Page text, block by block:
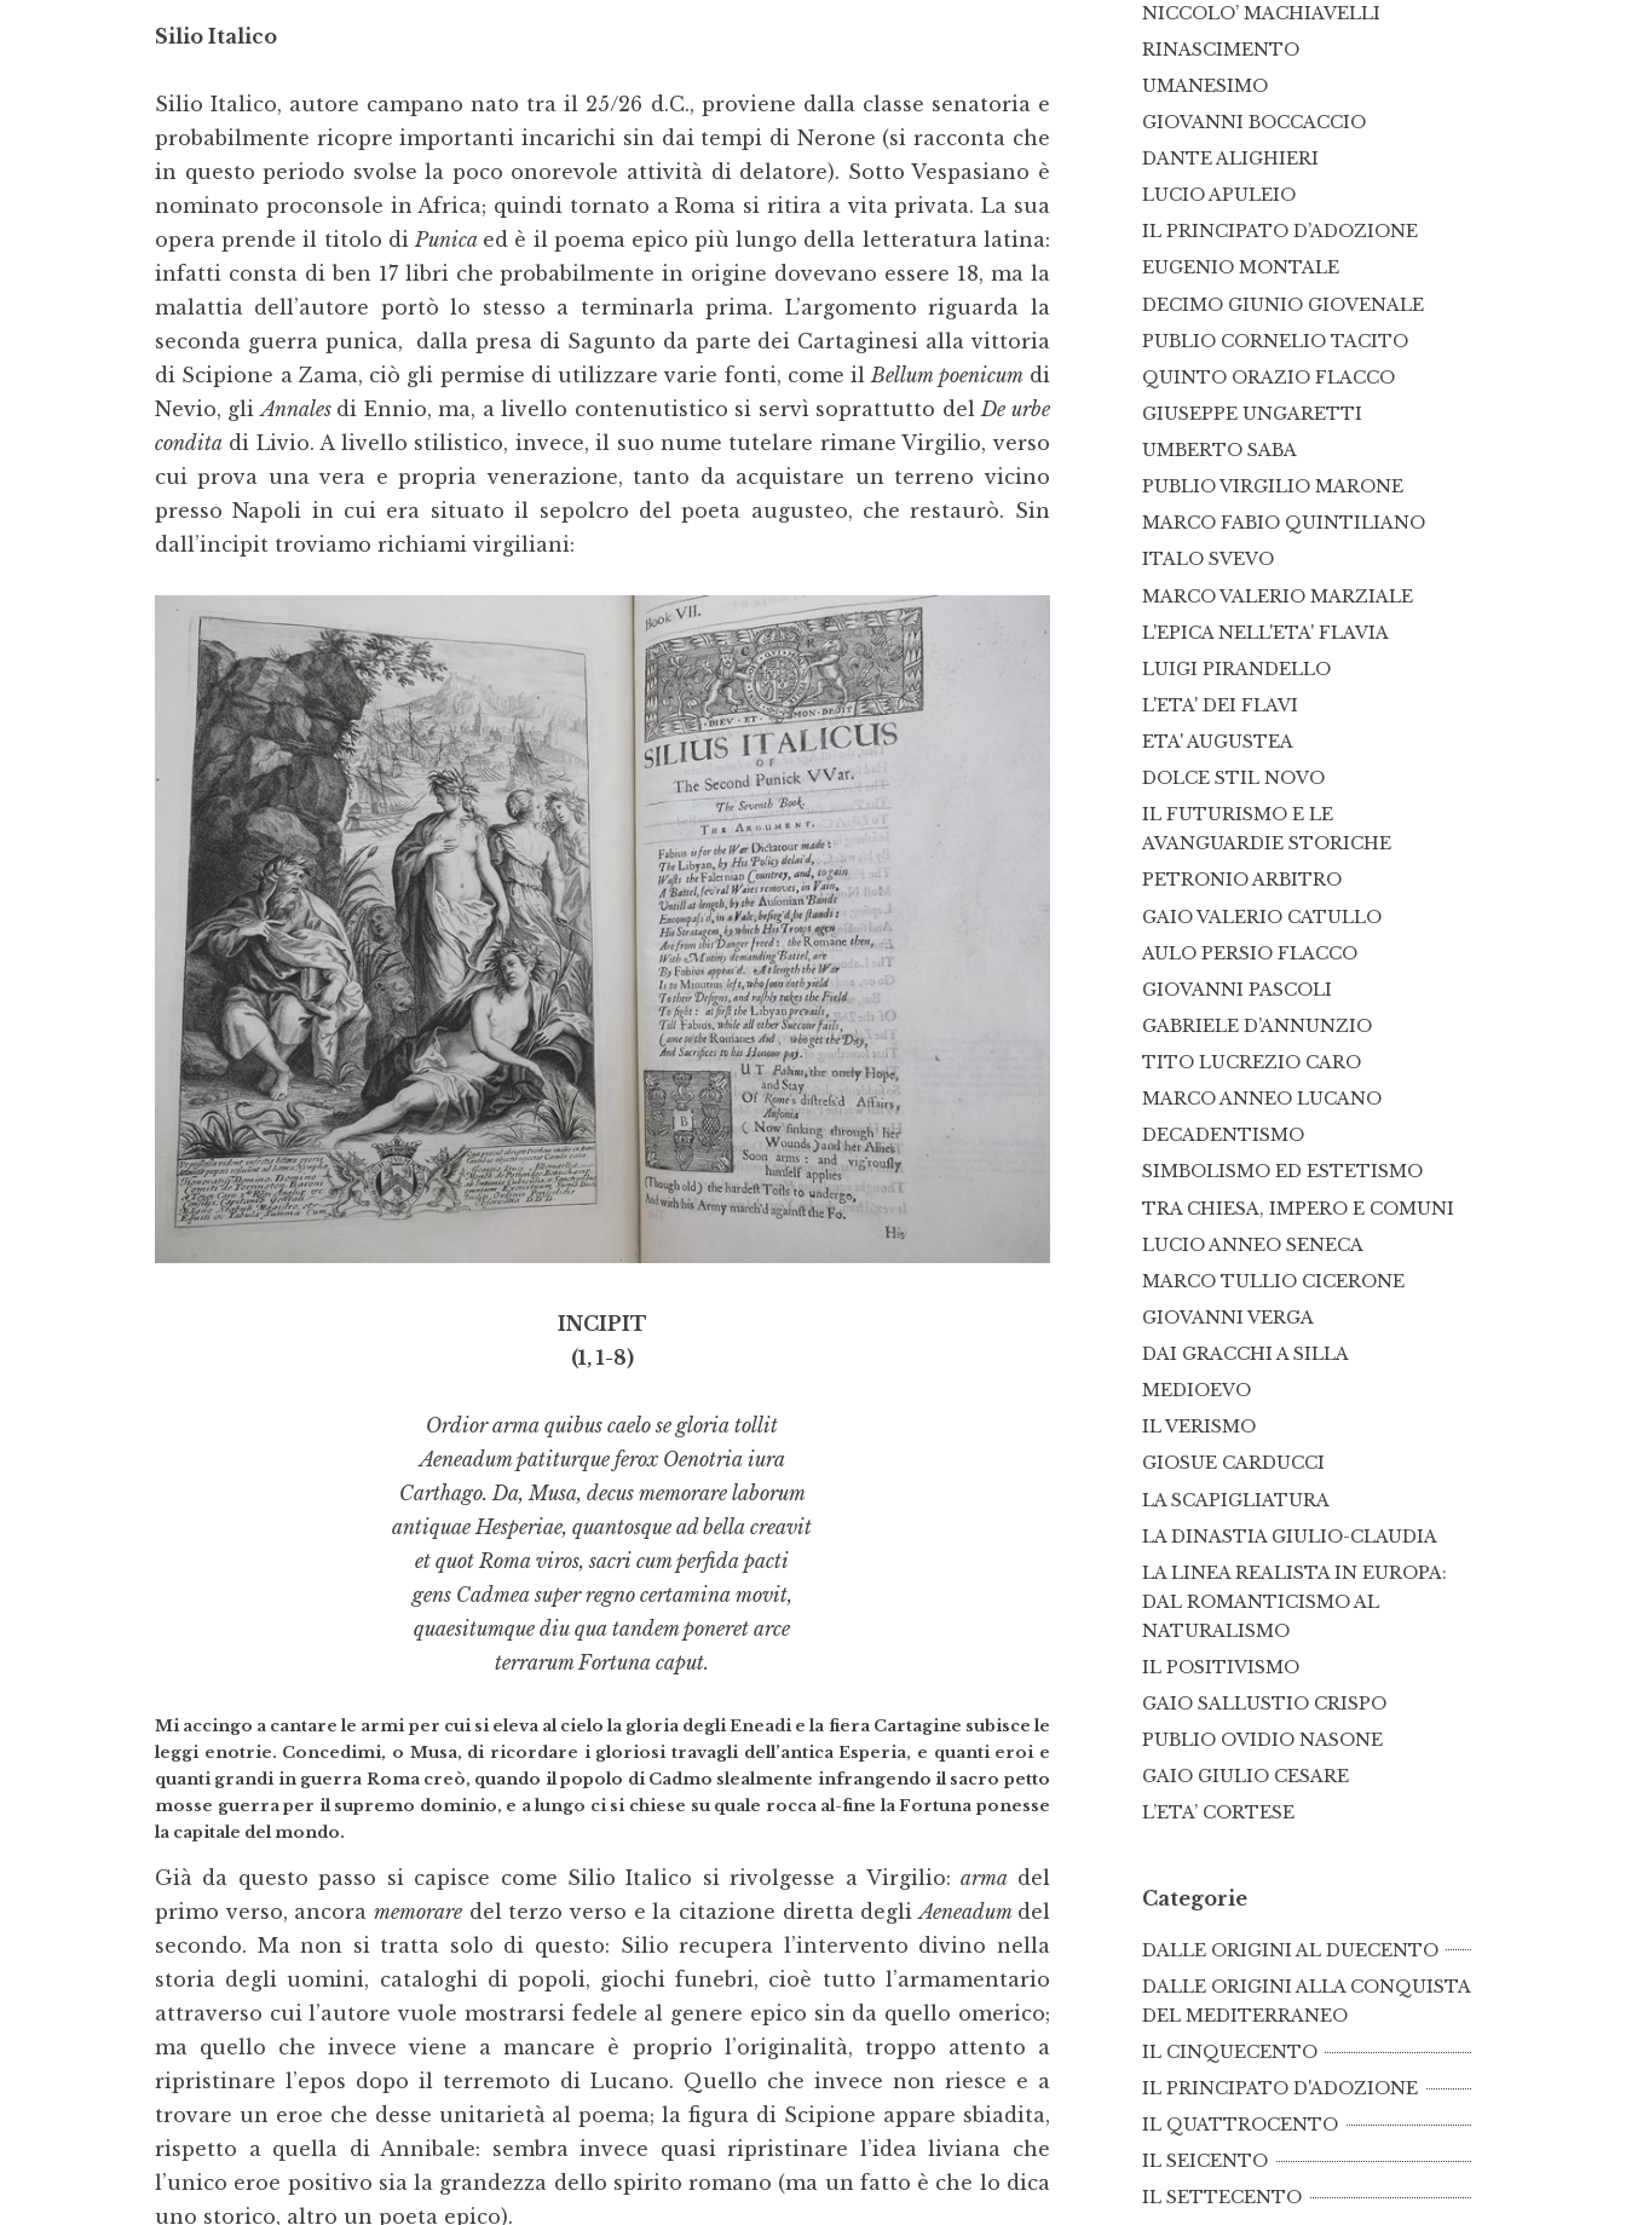
Silio Italico
Silio Italico, autore campano nato tra il 25/26 d.C., proviene dalla classe senatoria e
probabilmente ricopre importanti incarichi sin dai tempi di Nerone (si racconta che
in questo periodo svolse la poco onorevole attività di delatore). Sotto Vespasiano è
nominato proconsole in Africa; quindi tornato a Roma si ritira a vita privata. La sua
opera prende il titolo diPunica ed è il poema epico più lungo della letteratura latina:
infatti consta di ben 17 libri che probabilmente in origine dovevano essere 18, ma la
malattia dell’autore portò lo stesso a terminarla prima. L’argomento riguarda la
seconda guerra punica, dalla presa di Sagunto da parte dei Cartaginesi alla vittoria
di Scipione a Zama, ciò gli permise di utilizzare varie fonti, come ilBellum poenicumdi
Nevio, gliAnnales di Ennio, ma, a livello contenutistico si servì soprattutto delDe urbe
condita di Livio. A livello stilistico, invece, il suo nume tutelare rimane Virgilio, verso
cui prova una vera e propria venerazione, tanto da acquistare un terreno vicino
presso Napoli in cui era situato il sepolcro del poeta augusteo, che restaurò. Sin
dall’incipit troviamo richiami virgiliani:
INCIPIT
(1, 1-8)
Ordior arma quibus caelo se gloria tollit
Aeneadum patiturque ferox Oenotria iura
Carthago. Da, Musa, decus memorare laborum
antiquae Hesperiae, quantosque ad bella creavit
et quot Roma viros, sacri cum perfida pacti
gens Cadmea super regno certamina movit,
quaesitumque diu qua tandem poneret arce
terrarum Fortuna caput.
Mi accingo a cantare le armi per cui si eleva al cielo la gloria degli Eneadi e la fiera Cartagine subisce le
leggi enotrie. Concedimi, o Musa, di ricordare i gloriosi travagli dell’antica Esperia, e quanti eroi e
quanti grandi in guerra Roma creò, quando il popolo di Cadmo slealmente infrangendo il sacro petto
mosse guerra per il supremo dominio, e a lungo ci si chiese su quale rocca al-fine la Fortuna ponesse
la capitale del mondo.
Già da questo passo si capisce come Silio Italico si rivolgesse a Virgilio:arma del
primo verso, ancoramemorare del terzo verso e la citazione diretta degliAeneadum del
secondo. Ma non si tratta solo di questo: Silio recupera l’intervento divino nella
storia degli uomini, cataloghi di popoli, giochi funebri, cioè tutto l’armamentario
attraverso cui l’autore vuole mostrarsi fedele al genere epico sin da quello omerico;
ma quello che invece viene a mancare è proprio l’originalità, troppo attento a
ripristinare l’epos dopo il terremoto di Lucano. Quello che invece non riesce e a
trovare un eroe che desse unitarietà al poema; la figura di Scipione appare sbiadita,
rispetto a quella di Annibale: sembra invece quasi ripristinare l’idea liviana che
l’unico eroe positivo sia la grandezza dello spirito romano (ma un fatto è che lo dica
uno storico, altro un poeta epico).
NICCOLO’ MACHIAVELLI
RINASCIMENTO
UMANESIMO
GIOVANNI BOCCACCIO
DANTE ALIGHIERI
LUCIO APULEIO
IL PRINCIPATO D’ADOZIONE
EUGENIO MONTALE
DECIMO GIUNIO GIOVENALE
PUBLIO CORNELIO TACITO
QUINTO ORAZIO FLACCO
GIUSEPPE UNGARETTI
UMBERTO SABA
PUBLIO VIRGILIO MARONE
MARCO FABIO QUINTILIANO
ITALO SVEVO
MARCO VALERIO MARZIALE
L'EPICA NELL'ETA' FLAVIA
LUIGI PIRANDELLO
L'ETA' DEI FLAVI
ETA' AUGUSTEA
DOLCE STIL NOVO
IL FUTURISMO E LE
AVANGUARDIE STORICHE
PETRONIO ARBITRO
GAIO VALERIO CATULLO
AULO PERSIO FLACCO
GIOVANNI PASCOLI
GABRIELE D’ANNUNZIO
TITO LUCREZIO CARO
MARCO ANNEO LUCANO
DECADENTISMO
SIMBOLISMO ED ESTETISMO
TRA CHIESA, IMPERO E COMUNI
LUCIO ANNEO SENECA
MARCO TULLIO CICERONE
GIOVANNI VERGA
DAI GRACCHI A SILLA
MEDIOEVO
IL VERISMO
GIOSUE CARDUCCI
LA SCAPIGLIATURA
LA DINASTIA GIULIO-CLAUDIA
LA LINEA REALISTA IN EUROPA:
DAL ROMANTICISMO AL
NATURALISMO
IL POSITIVISMO
GAIO SALLUSTIO CRISPO
PUBLIO OVIDIO NASONE
GAIO GIULIO CESARE
L’ETA’ CORTESE
Categorie
DALLE ORIGINI AL DUECENTO
DALLE ORIGINI ALLA CONQUISTA
DEL MEDITERRANEO
IL CINQUECENTO
IL PRINCIPATO D'ADOZIONE
IL QUATTROCENTO
IL SEICENTO
IL SETTECENTO